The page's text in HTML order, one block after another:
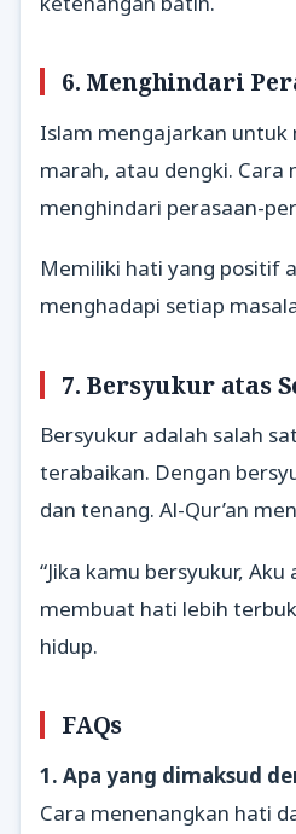
6. Menghindari
Islam mengajarkan
marah, atau dengki.
menghindari perasaan-
Memiliki hati yang positif
menghadapi setiap
7. Bersyukur atas
Bersyukur adalah salah
terabaikan. Dengan
dan tenang. Al-Qur’an
“Jika kamu bersyukur,
membuat hati lebih
hidup.
FAQs
1. Apa yang dimaksud
Cara menenangkan hati